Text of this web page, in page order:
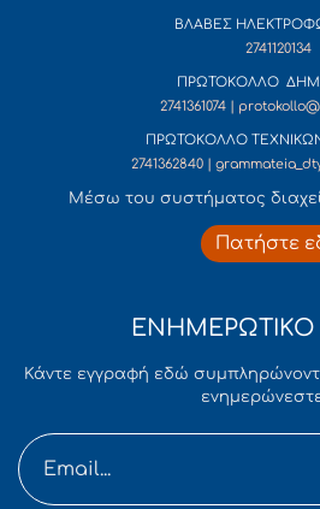
ΒΛΑΒΕΣ
2741120134
ΠΡΩΤΟΚΟΛΛΟ
2741361074 |
ΠΡΩΤΟΚΟΛΛΟ
2741362840 |
Mέσω του συστήματος
Πατήστε
ΕΝΗΜΕΡΩΤΙΚΟ
Κάντε εγγραφή εδώ